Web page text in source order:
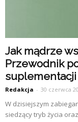
Jak mądrze
Przewodnik
suplementacji
Redakcja - 30 czerwca
W dzisiejszym
siedzący tryb życia